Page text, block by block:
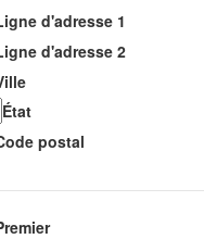
d'adresse 1
d'adresse 2
État
postal